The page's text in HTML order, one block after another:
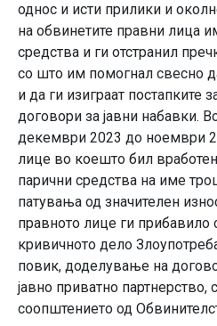
однос и исти прилики и
на обвинетите правни лица
средства и ги отстранил
со што им помогнал свесно
и да ги изиграат постапките
договори за јавни набавки.
декември 2023 до ноември
лице во коешто бил
парични средства на име
патувања од значителен
правното лице ги прибавило
кривичното дело
повик, доделување на
јавно приватно партнерство,
соопштението од